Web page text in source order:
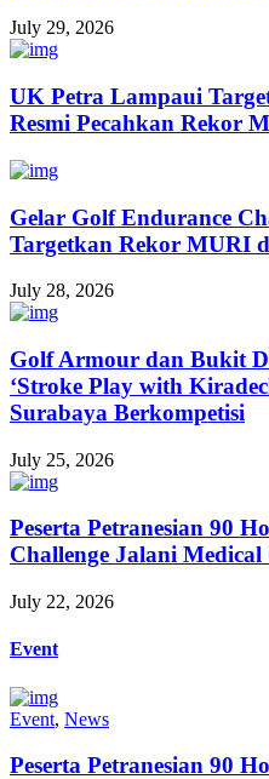
July 29, 2026
UK Petra Lampaui
Resmi Pecahkan Rekor
Gelar Golf Endurance
Targetkan Rekor MURI
July 28, 2026
Golf Armour dan Bukit
‘Stroke Play with
Surabaya Berkompetisi
July 25, 2026
Peserta Petranesian 90
Challenge Jalani Medical
July 22, 2026
Event
Event, News
Peserta Petranesian 90